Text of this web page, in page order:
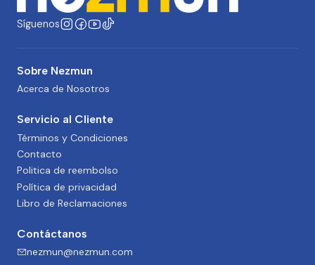
Síguenos
Sobre Nezmun
Acerca de Nosotros
Servicio al Cliente
Términos y Condiciones
Contacto
Politica de reembolso
Política de privacidad
Libro de Reclamaciones
Contáctanos
nezmun@nezmun.com